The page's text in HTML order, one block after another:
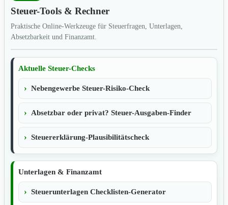
Steuer-Tools & Rechner
Praktische Online-Werkzeuge für Steuerfragen, Unterlagen,
Absetzbarkeit und Finanzamt.
Aktuelle Steuer-Checks
Nebengewerbe Steuer-Risiko-Check
Absetzbar oder privat? Steuer-Ausgaben-Finder
Steuererklärung-Plausibilitätscheck
Unterlagen & Finanzamt
Steuerunterlagen Checklisten-Generator